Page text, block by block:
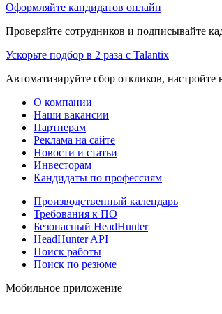
Оформляйте кандидатов онлайн
Проверяйте сотрудников и подписывайте
Ускорьте подбор в 2 раза с Talantix
Автоматизируйте сбор откликов,
О компании
Наши вакансии
Партнерам
Реклама на сайте
Новости и статьи
Инвесторам
Кандидаты по профессиям
Производственный календарь
Требования к ПО
Безопасный HeadHunter
HeadHunter API
Поиск работы
Поиск по резюме
Мобильное приложение